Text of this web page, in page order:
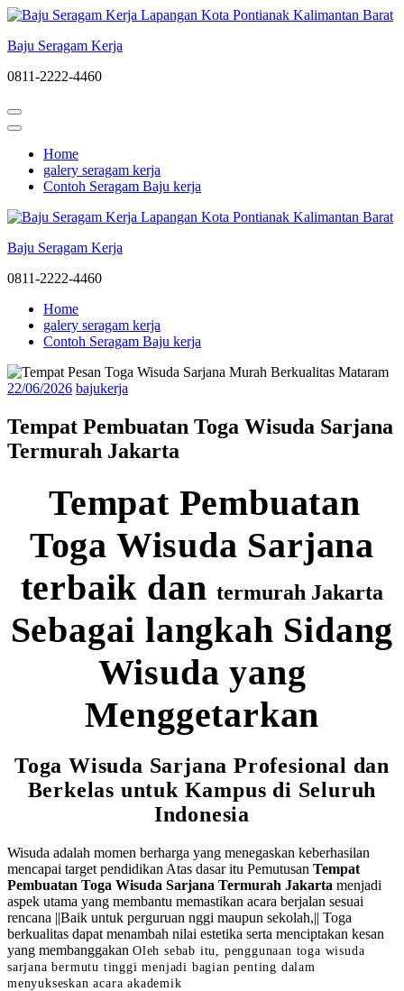
Lompat
konten
Enter)
Baju Seragam Kerja
0811-2222-4460
Home
galery seragam kerja
Contoh Seragam Baju kerja
Baju Seragam Kerja
0811-2222-4460
Home
galery seragam kerja
Contoh Seragam Baju kerja
22/06/2026 bajukerja
Tempat Pembuatan Toga Wisuda Sarjana
Termurah Jakarta
Tempat Pembuatan
Toga Wisuda Sarjana
terbaik dantermurah Jakarta
Sebagai langkah Sidang
Wisuda yang
Menggetarkan
Toga Wisuda Sarjana Profesional dan
Berkelas untuk Kampus di Seluruh
Indonesia
Wisuda adalah momen berharga yang menegaskan keberhasilan
mencapai target pendidikan Atas dasar itu Pemutusan Tempat
Pembuatan Toga Wisuda Sarjana Termurah Jakarta menjadi
aspek utama yang membantu memastikan acara berjalan sesuai
rencana ||Baik untuk perguruan nggi maupun sekolah,|| Toga
berkualitas dapat menambah nilai estetika serta menciptakan kesan
yang membanggakan Oleh sebab itu, penggunaan toga wisuda
sarjana bermutu tinggi menjadi bagian penting dalam
menyukseskan acara akademik